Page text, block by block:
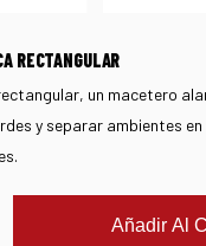
RECTANGULAR
un macetero
y separar ambientes
Añadir Al